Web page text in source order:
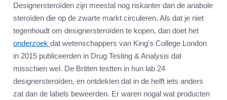
Designersteroïden zijn meestal nog riskanter dan de anabole
steroïden die op de zwarte markt circuleren. Als dat je niet
tegenhoudt om designersteroïden te kopen, dan doet het
onderzoek dat wetenschappers van King's College London
in 2015 publiceerden in Drug Testing & Analysis dat
misschien wel. De Britten testten in hun lab 24
designersteroïden, en ontdekten dat in de helft iets anders
zat dan de labels beweerden. Er waren nogal wat producten